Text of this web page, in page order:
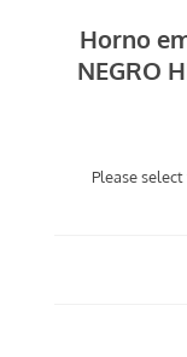
Horno
NEGRO
Please